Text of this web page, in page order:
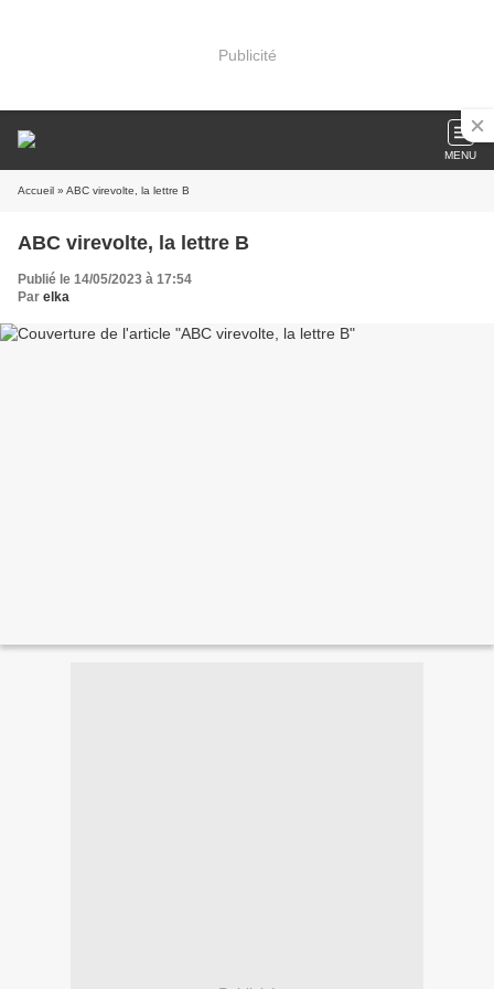
Publicité
MENU
Accueil » ABC virevolte, la lettre B
ABC virevolte, la lettre B
Publié le 14/05/2023 à 17:54
Par elka